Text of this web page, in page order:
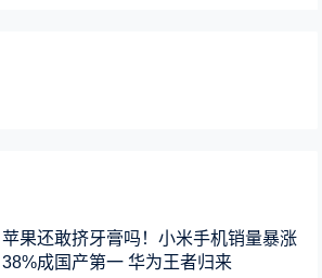
苹果还敢挤牙膏吗！小米手机销量暴涨
38%成国产第一 华为王者归来